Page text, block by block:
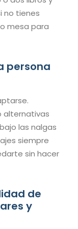
no tienes
mesa para
persona
alternativas
las nalgas
siempre
sin hacer
de
y